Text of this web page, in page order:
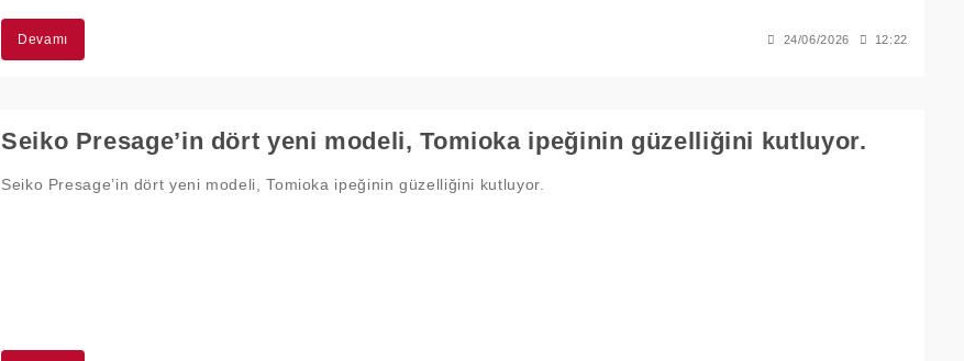
Devamı 24/06/2026 12:22
Seiko Presage’in dört yeni modeli, Tomioka ipeğinin güzelliğini kutluyor.
Seiko Presage’in dört yeni modeli, Tomioka ipeğinin güzelliğini kutluyor.